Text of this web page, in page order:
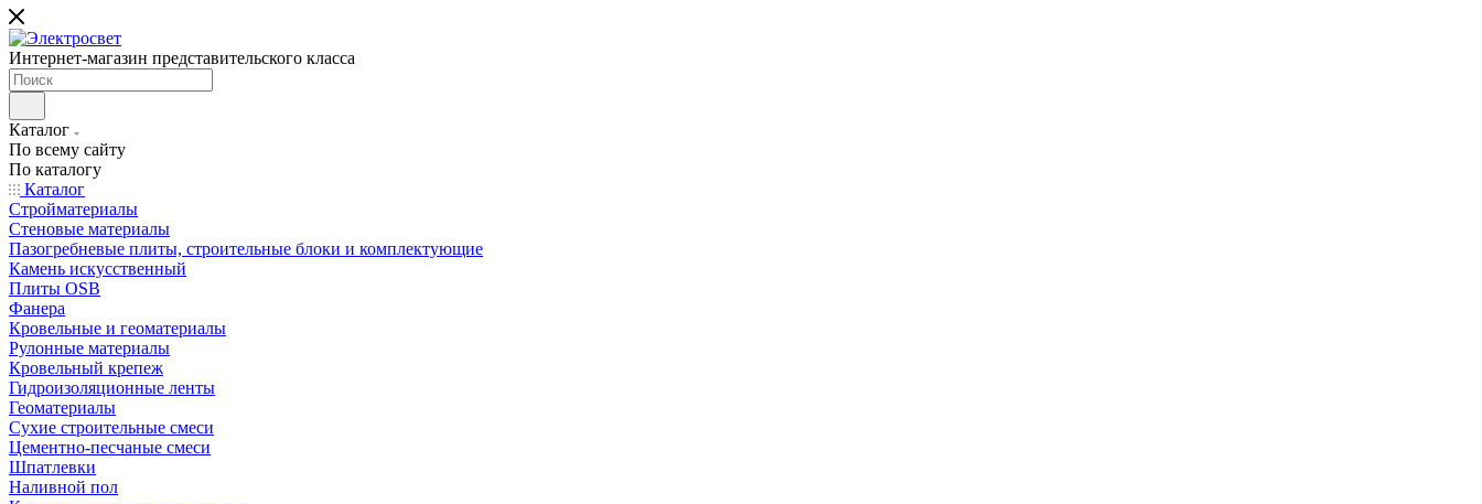
Интернет-магазин представительского класса
Каталог
По всему сайту
По каталогу
Каталог
Стройматериалы
Стеновые материалы
Пазогребневые плиты, строительные блоки и комплектующие
Камень искусственный
Плиты OSB
Фанера
Кровельные и геоматериалы
Рулонные материалы
Кровельный крепеж
Гидроизоляционные ленты
Геоматериалы
Сухие строительные смеси
Цементно-песчаные смеси
Шпатлевки
Наливной пол